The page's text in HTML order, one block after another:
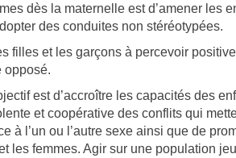
dès la maternelle est d’amener les
des conduites non stéréotypées.
filles et les garçons à percevoir
opposé.
est d’accroître les capacités des
et coopérative des conflits qui
à l’un ou l’autre sexe ainsi que de
les femmes. Agir sur une population